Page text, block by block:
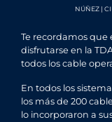
NÚÑEZ |
Te recordamos
disfrutarse en la
todos los cable
En todos los
los más de 200
lo incorporaron a